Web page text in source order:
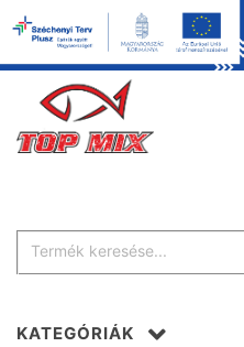
KATEGÓRIÁK